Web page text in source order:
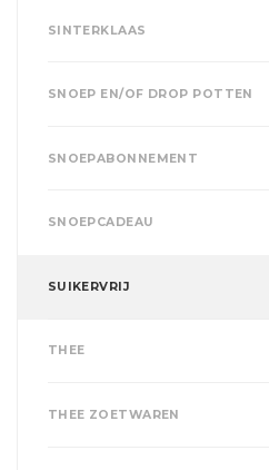
SINTERKLAAS
SNOEP EN/OF DROP POTTEN
SNOEPABONNEMENT
SNOEPCADEAU
SUIKERVRIJ
THEE
THEE ZOETWAREN